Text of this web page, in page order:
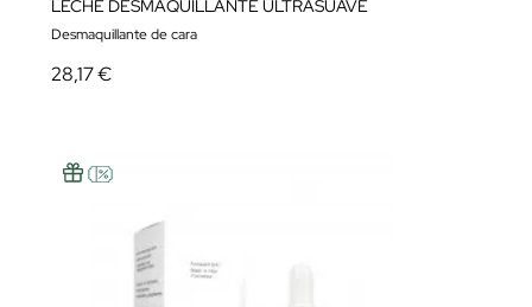
LECHE DESMAQUILLANTE ULTRASUAVE
Desmaquillante de cara
28,17 €